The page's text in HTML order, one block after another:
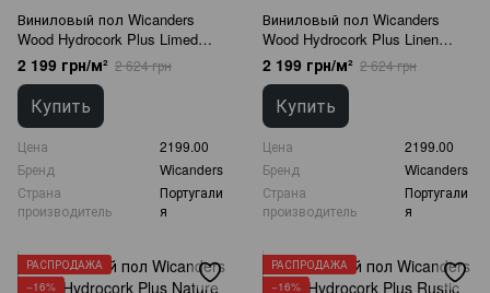
Виниловый пол Wicanders
Wood Hydrocork Plus Limed
Grey Oak B5T7002
2 199 грн/м² 2 624 грн
Купить
Цена
2199.00
Бренд
Wicanders
Страна
производитель
Португали
я
Виниловый пол Wicanders
Wood Hydrocork Plus Linen
Cherry B5R0002
2 199 грн/м² 2 624 грн
Купить
Цена
2199.00
Бренд
Wicanders
Страна
производитель
Португали
я
РАСПРОДАЖА
−16%
РАСПРОДАЖА
−16%